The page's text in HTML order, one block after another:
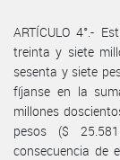
ARTÍCULO 4°.-
treinta y siete
sesenta y siete
fíjanse en la
millones
pesos ($
consecuencia de